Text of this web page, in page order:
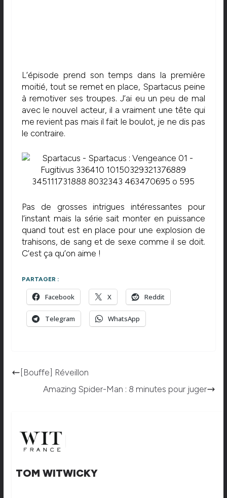
L’épisode prend son temps dans la première
moitié, tout se remet en place, Spartacus peine
à remotiver ses troupes. J’ai eu un peu de mal
avec le nouvel acteur, il a vraiment une tête qui
me revient pas mais il fait le boulot, je ne dis pas
le contraire.
Pas de grosses intrigues intéressantes pour
l’instant mais la série sait monter en puissance
quand tout est en place pour une explosion de
trahisons, de sang et de sexe comme il se doit.
C’est ça qu’on aime !
PARTAGER :
Facebook X Reddit
Telegram WhatsApp
[Bouffe] Réveillon
Amazing Spider-Man : 8 minutes pour juger
TOM WITWICKY